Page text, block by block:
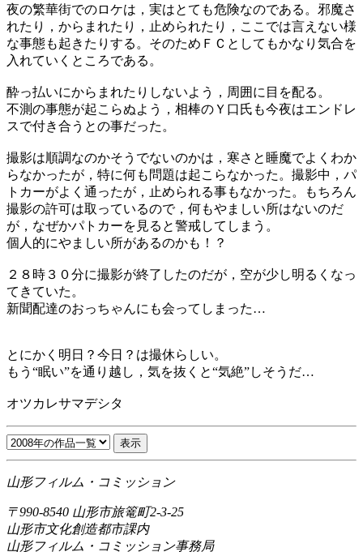
夜の繁華街でのロケは，実はとても危険なのである。邪魔さ
れたり，からまれたり，止められたり，ここでは言えない様
な事態も起きたりする。そのためＦＣとしてもかなり気合を
入れていくところである。
酔っ払いにからまれたりしないよう，周囲に目を配る。
不測の事態が起こらぬよう，相棒のＹ口氏も今夜はエンドレ
スで付き合うとの事だった。
撮影は順調なのかそうでないのかは，寒さと睡魔でよくわか
らなかったが，特に何も問題は起こらなかった。撮影中，パ
トカーがよく通ったが，止められる事もなかった。もちろん
撮影の許可は取っているので，何もやましい所はないのだ
が，なぜかパトカーを見ると警戒してしまう。
個人的にやましい所があるのかも！？
２８時３０分に撮影が終了したのだが，空が少し明るくなっ
てきていた。
新聞配達のおっちゃんにも会ってしまった…
とにかく明日？今日？は撮休らしい。
もう“眠い”を通り越し，気を抜くと“気絶”しそうだ…
オツカレサマデシタ
山形フィルム・コミッション
〒990-8540 山形市旅篭町2-3-25
山形市文化創造都市課内
山形フィルム・コミッション事務局